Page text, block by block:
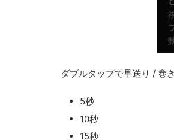
ダブルタップで早送り / 巻
5秒
10秒
15秒